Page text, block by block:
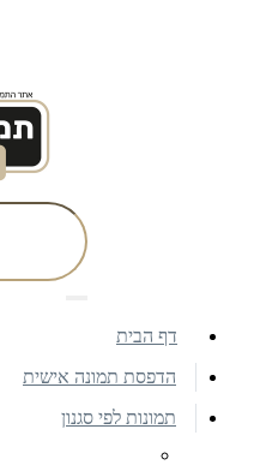
דף הבית
הדפסת תמונה אישית
תמונות לפי סגנון